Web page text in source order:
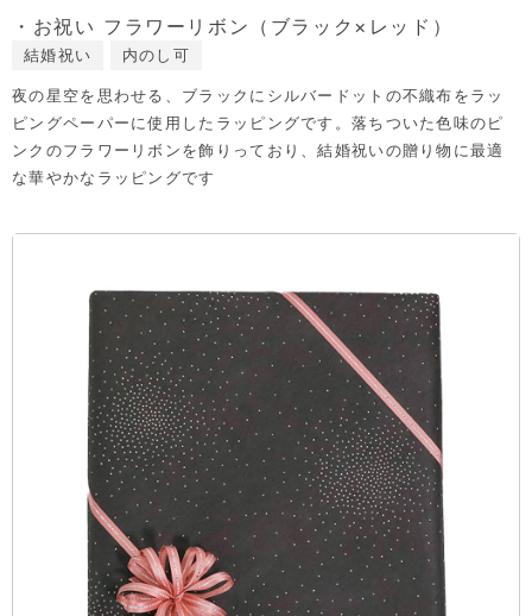
・お祝い フラワーリボン（ブラック×レッド）
結婚祝い 内のし可
夜の星空を思わせる、ブラックにシルバードットの不織布をラッ
ピングペーパーに使用したラッピングです。落ちついた色味のピ
ンクのフラワーリボンを飾りっており、結婚祝いの贈り物に最適
な華やかなラッピングです